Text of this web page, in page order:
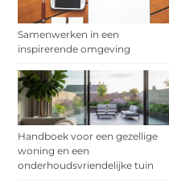
Samenwerken in een
inspirerende omgeving
Handboek voor een gezellige
woning en een
onderhoudsvriendelijke tuin